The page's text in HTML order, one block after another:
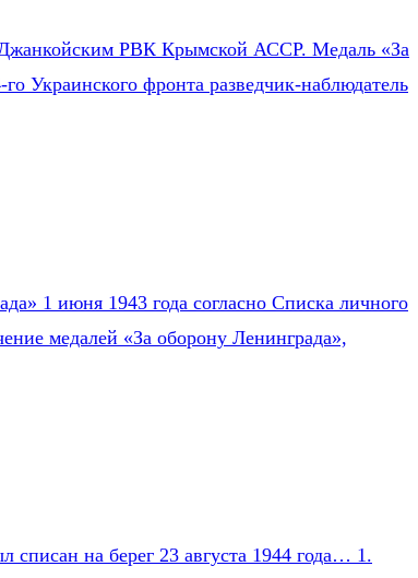
РВК Крымской АССР. Медаль «За
Украинского фронта разведчик-наблюдатель
1 июня 1943 года согласно Списка личного
медалей «За оборону Ленинграда»,
на берег 23 августа 1944 года… 1.